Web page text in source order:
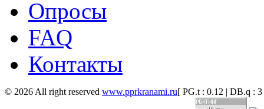
Опросы
FAQ
Контакты
© 2026 All right reserved www.pprkranami.ru[ PG.t : 0.12 | DB.q :